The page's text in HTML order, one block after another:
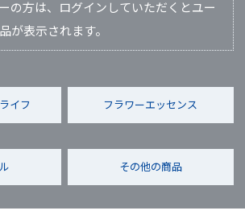
の方は、ログインしていただくとユー
が表示されます。
イフ フラワーエッセンス
その他の商品